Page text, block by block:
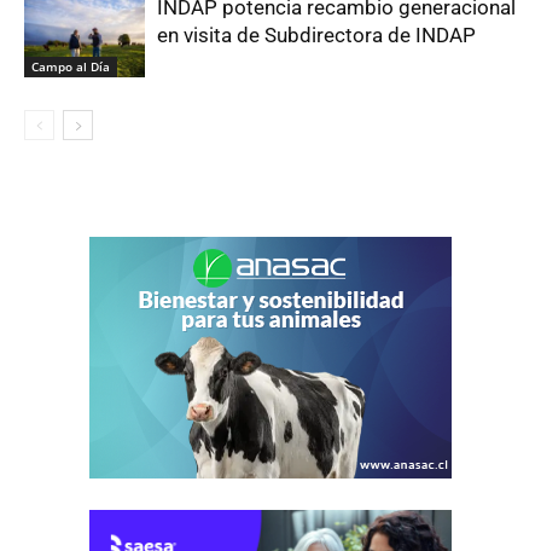
Campo al Día
INDAP potencia recambio generacional
en visita de Subdirectora de INDAP